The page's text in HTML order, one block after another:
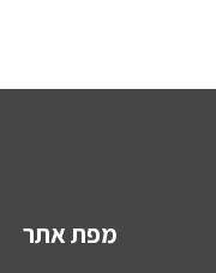
מפת אתר